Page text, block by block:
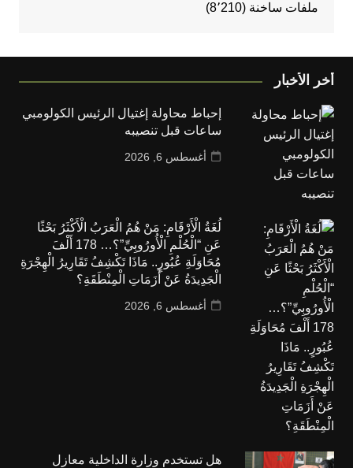
ملفات ساخنة (8٬210)
أخر الأخبار
إحباط محاولة إغتيال الرئيس الكولومبي
ساعات قبل تنصيبه
أغسطس 6, 2026
لُغَةُ الْأَرْقَامِ: مَنْ هُمُ الْعَرَبُ الْأَكْثَرُ بَحْثًا
عَنِ “الْحُلْمِ الْأُورُوبِيِّ”؟… 178 أَلْفَ
مُحَاوَلَةِ عُبُورٍ.. مَاذَا تَكْشِفُ تَقَارِيرُ الْهِجْرَةِ
الْجَدِيدَةُ عَنْ أَزَمَاتِ الْمِنْطَقَةِ؟
أغسطس 6, 2026
هل تستخدم وزارة الداخلية معازل